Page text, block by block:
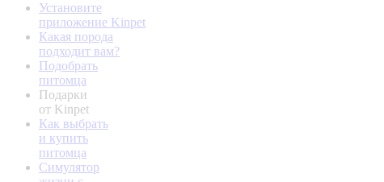
Установите
приложение Kinpet
Какая порода
подходит вам?
Подобрать
питомца
Подарки
от Kinpet
Как выбрать
и купить
питомца
Симулятор